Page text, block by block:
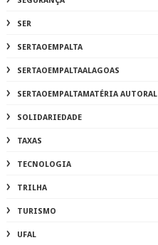
SER
SERTAOEMPALTA
SERTAOEMPALTAALAGOAS
SERTAOEMPALTAMATÉRIA AUTORAL
SOLIDARIEDADE
TAXAS
TECNOLOGIA
TRILHA
TURISMO
UFAL